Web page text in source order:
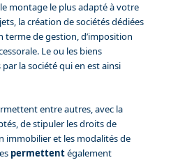
montage le plus adapté à votre
la création de sociétés dédiées
terme de gestion, d’imposition
Le ou les biens
la société qui en est ainsi
entre autres, avec la
de stipuler les droits de
immobilier et les modalités de
permettentégalement